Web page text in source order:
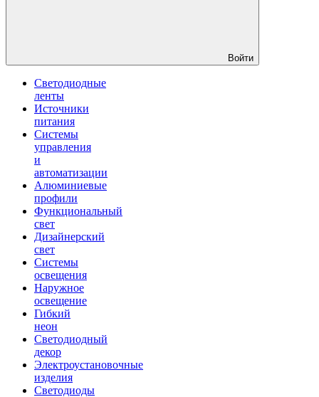
Войти
Светодиодные
ленты
Источники
питания
Системы
управления
и
автоматизации
Алюминиевые
профили
Функциональный
свет
Дизайнерский
свет
Системы
освещения
Наружное
освещение
Гибкий
неон
Светодиодный
декор
Электроустановочные
изделия
Светодиоды